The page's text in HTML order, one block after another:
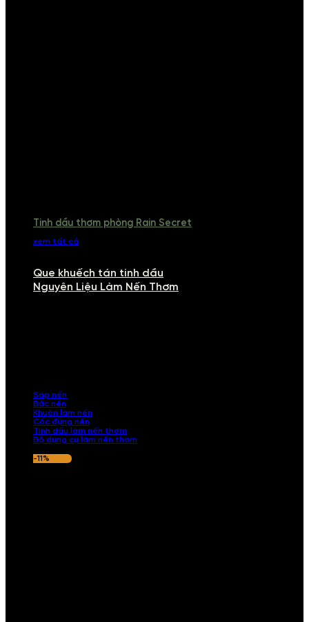
Tinh dầu thơm phòng Rain Secret
xem tất cả
Que khuếch tán tinh dầu
Nguyên Liệu Làm Nến Thơm
Sáp nến
Bấc nến
Khuôn làm nến
Cốc đựng nến
Tinh dầu làm nến thơm
Bộ dụng cụ làm nến thơm
-11%